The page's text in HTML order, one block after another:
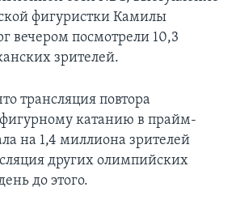
фигуристки Камилы
вечером посмотрели 10,3
зрителей.
трансляция повтора
катанию в прайм-
на 1,4 миллиона зрителей
других олимпийских
до этого.